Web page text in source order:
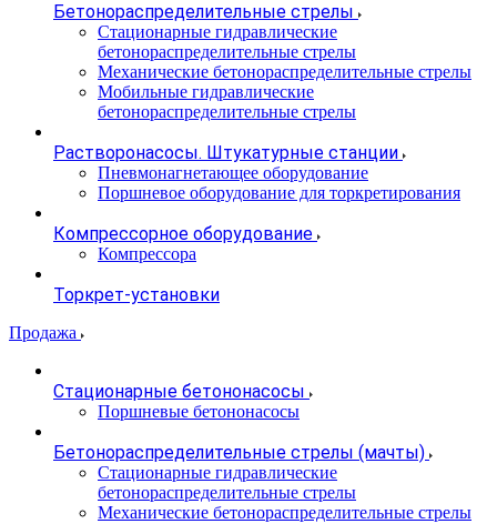
Бетонораспределительные стрелы
Стационарные гидравлические
бетонораспределительные стрелы
Механические бетонораспределительные стрелы
Мобильные гидравлические
бетонораспределительные стрелы
Растворонасосы. Штукатурные станции
Пневмонагнетающее оборудование
Поршневое оборудование для торкретирования
Компрессорное оборудование
Компрессора
Торкрет-установки
Продажа
Стационарные бетононасосы
Поршневые бетононасосы
Бетонораспределительные стрелы (мачты)
Стационарные гидравлические
бетонораспределительные стрелы
Механические бетонораспределительные стрелы